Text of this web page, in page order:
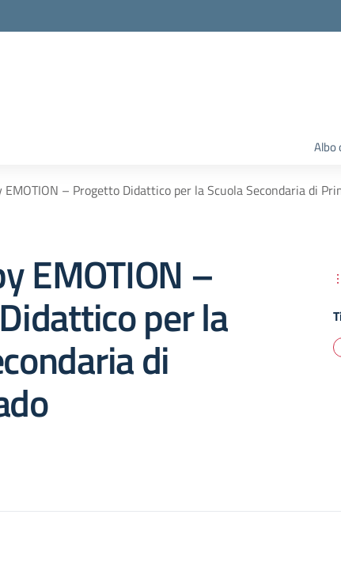
Albo
EMOTION – Progetto Didattico per la Scuola Secondaria di
EMOTION –
per la
di